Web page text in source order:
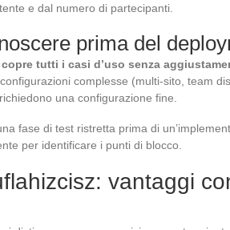
e dal numero di partecipanti.
prima del
tutti i casi d’uso senza
complesse (multi-sito, team
una configurazione fine.
fase di test ristretta prima di
per identificare i punti di blocco.
vantaggi